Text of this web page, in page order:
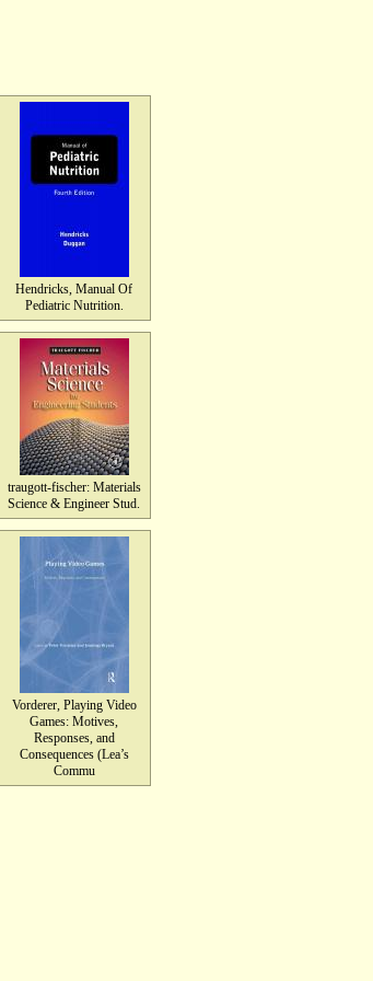
Hendricks, Manual Of
Pediatric Nutrition.
traugott-fischer: Materials
Science & Engineer Stud.
Vorderer, Playing Video
Games: Motives,
Responses, and
Consequences (Lea’s
Commu